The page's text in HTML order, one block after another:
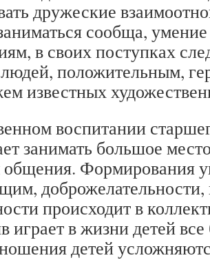
дружеские
сообща,
в своих поступках
положительным,
известных
воспитании
занимать большое
общения. Формирования
доброжелательности,
происходит в
играет в жизни детей
детей